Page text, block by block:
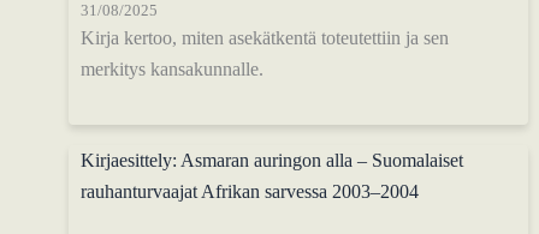
31/08/2025
Kirja kertoo, miten asekätkentä toteutettiin ja sen
merkitys kansakunnalle.
Kirjaesittely: Asmaran auringon alla – Suomalaiset
rauhanturvaajat Afrikan sarvessa 2003–2004